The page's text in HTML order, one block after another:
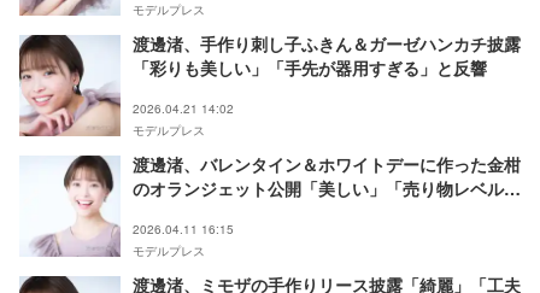
モデルプレス
渡邊渚、手作り刺し子ふきん＆ガーゼハンカチ披露
「彩りも美しい」「手先が器用すぎる」と反響
2026.04.21 14:02
モデルプレス
渡邊渚、バレンタイン＆ホワイトデーに作った金柑
のオランジェット公開「美しい」「売り物レベル」
2026.04.11 16:15
モデルプレス
渡邊渚、ミモザの手作りリース披露「綺麗」「工夫